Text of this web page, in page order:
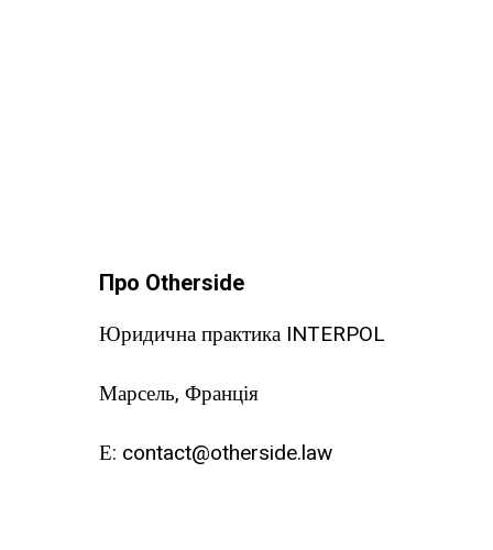
Про Otherside
Юридична практика INTERPOL
Марсель, Франція
Е: contact@otherside.law